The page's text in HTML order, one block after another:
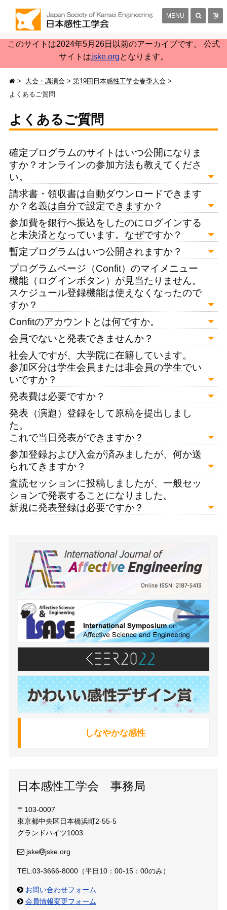
このサイトは2024年5月26日以前のアーカイブです。 公式
サイトはjske.orgとなります。
MENU
大会・講演会
第19回日本感性工学会春季大会
よくあるご質問
よくあるご質問
確定プログラムのサイトはいつ公開になりま
すか？オンラインの参加方法も教えてくださ
い。
請求書・領収書は自動ダウンロードできます
か？名義は自分で設定できますか？
参加費を銀行へ振込をしたのにログインする
と未決済となっています。なぜですか？
暫定プログラムはいつ公開されますか？
プログラムページ（Confit）のマイメニュー
機能（ログインボタン）が見当たりません。
スケジュール登録機能は使えなくなったので
すか？
Confitのアカウントとは何ですか。
会員でないと発表できませんか？
社会人ですが、大学院に在籍しています。
参加区分は学生会員または非会員の学生でい
いですか？
発表費は必要ですか？
発表（演題）登録をして原稿を提出しまし
た。
これで当日発表ができますか？
参加登録および入金が済みましたが、何か送
られてきますか？
査読セッションに投稿しましたが、一般セッ
ションで発表することになりました。
新規に発表登録は必要ですか？
しなやかな感性
日本感性工学会 事務局
〒103-0007
東京都中央区日本橋浜町2-55-5
グランドハイツ1003
jske jske.org
TEL:03-3666-8000（平日10：00-15：00のみ）
お問い合わせフォーム
会員情報変更フォーム